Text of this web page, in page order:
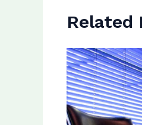
Related